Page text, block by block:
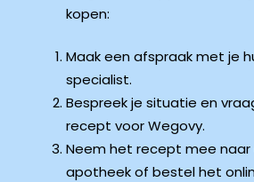
kopen:
Maak een afspraak met je
specialist.
Bespreek je situatie en
recept voor Wegovy.
Neem het recept mee naar
apotheek of bestel het